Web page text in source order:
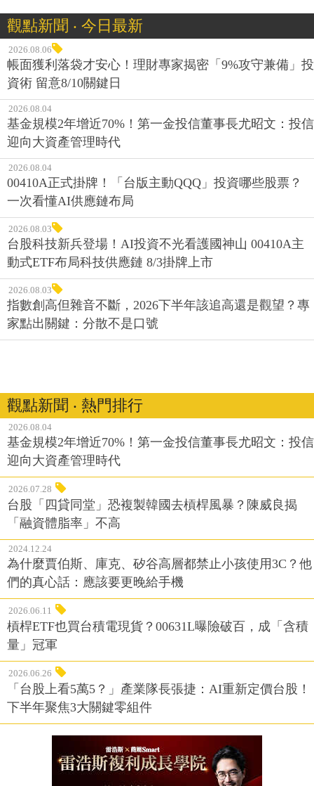
觀點新聞 ‧ 今日最新
2026.08.06
帳面獲利落袋才安心！理財專家揭密「9%攻守兼備」投
資術 留意8/10關鍵日
2026.08.04
基金規模2年增近70%！第一金投信董事長尤昭文：投信
迎向大資產管理時代
2026.08.04
00410A正式掛牌！「台版主動QQQ」投資哪些股票？
一次看懂AI供應鏈布局
2026.08.03
台股科技新兵登場！AI投資不光看護國神山 00410A主
動式ETF布局科技供應鏈 8/3掛牌上市
2026.08.03
指數創高但雜音不斷，2026下半年該追高還是觀望？專
家點出關鍵：分散不是口號
觀點新聞 ‧ 熱門排行
2026.08.04
基金規模2年增近70%！第一金投信董事長尤昭文：投信
迎向大資產管理時代
2026.07.28
台股「四貸同堂」恐複製韓國去槓桿風暴？陳威良揭
「融資體脂率」不高
2024.12.24
為什麼賈伯斯、庫克、矽谷高層都禁止小孩使用3C？他
們的真心話：應該要更晚給手機
2026.06.11
槓桿ETF也買台積電現貨？00631L曝險破百，成「含積
量」冠軍
2026.06.26
「台股上看5萬5？」產業隊長張捷：AI重新定價台股！
下半年聚焦3大關鍵零組件